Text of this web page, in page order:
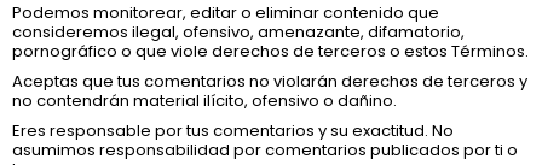
Podemos monitorear, editar o eliminar contenido que
consideremos ilegal, ofensivo, amenazante, difamatorio,
pornográfico o que viole derechos de terceros o estos Términos.
Aceptas que tus comentarios no violarán derechos de terceros y
no contendrán material ilícito, ofensivo o dañino.
Eres responsable por tus comentarios y su exactitud. No
asumimos responsabilidad por comentarios publicados por ti o